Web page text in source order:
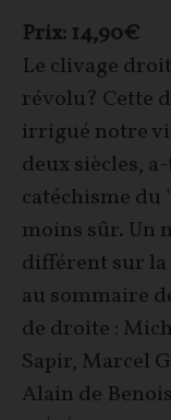
Prix: 14,90€
Le clivage
révolu? Cette
irrigué notre
deux siècles,
catéchisme du
moins sûr. Un
différent sur la
au sommaire
de droite :
Sapir, Marcel
Alain de